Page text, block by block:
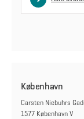
København
Carsten Niebuhrs
1577 København V